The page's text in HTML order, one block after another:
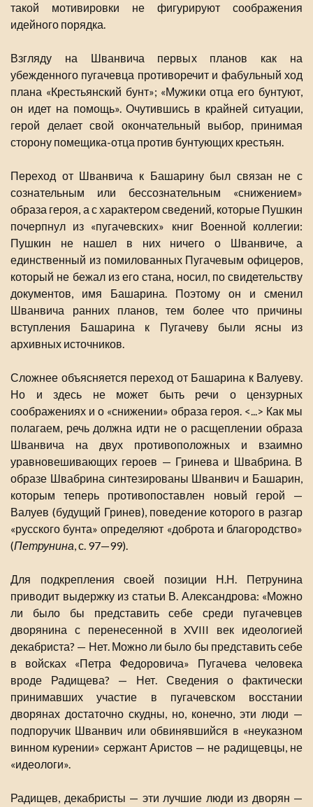
такой мотивировки не фигурируют соображения
идейного порядка.
Взгляду на Шванвича первых планов как на
убежденного пугачевца противоречит и фабульный ход
плана «Крестьянский бунт»; «Мужики отца его бунтуют,
он идет на помощь». Очутившись в крайней ситуации,
герой делает свой окончательный выбор, принимая
сторону помещика-отца против бунтующих крестьян.
Переход от Шванвича к Башарину был связан не с
сознательным или бессознательным «снижением»
образа героя, а с характером сведений, которые Пушкин
почерпнул из «пугачевских» книг Военной коллегии:
Пушкин не нашел в них ничего о Шванвиче, а
единственный из помилованных Пугачевым офицеров,
который не бежал из его стана, носил, по свидетельству
документов, имя Башарина. Поэтому он и сменил
Шванвича ранних планов, тем более что причины
вступления Башарина к Пугачеву были ясны из
архивных источников.
Сложнее объясняется переход от Башарина к Валуеву.
Но и здесь не может быть речи о цензурных
соображениях и о «снижении» образа героя. <...> Как мы
полагаем, речь должна идти не о расщеплении образа
Шванвича на двух противоположных и взаимно
уравновешивающих героев — Гринева и Швабрина. В
образе Швабрина синтезированы Шванвич и Башарин,
которым теперь противопоставлен новый герой —
Валуев (будущий Гринев), поведение которого в разгар
«русского бунта» определяют «доброта и благородство»
(Петрунина, с. 97—99).
Для подкрепления своей позиции Н.Н. Петрунина
приводит выдержку из статьи В. Александрова: «Можно
ли было бы представить себе среди пугачевцев
дворянина с перенесенной в XVIII век идеологией
декабриста? — Нет. Можно ли было бы представить себе
в войсках «Петра Федоровича» Пугачева человека
вроде Радищева? — Нет. Сведения о фактически
принимавших участие в пугачевском восстании
дворянах достаточно скудны, но, конечно, эти люди —
подпоручик Шванвич или обвинявшийся в «неуказном
винном курении» сержант Аристов — не радищевцы, не
«идеологи».
Радищев, декабристы — эти лучшие люди из дворян —